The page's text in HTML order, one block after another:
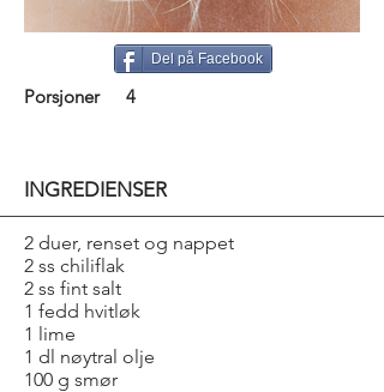
Del på Facebook
Porsjoner 4
INGREDIENSER
2 duer, renset og nappet
2 ss chiliflak
2 ss fint salt
1 fedd hvitløk
1 lime
1 dl nøytral olje
100 g smør